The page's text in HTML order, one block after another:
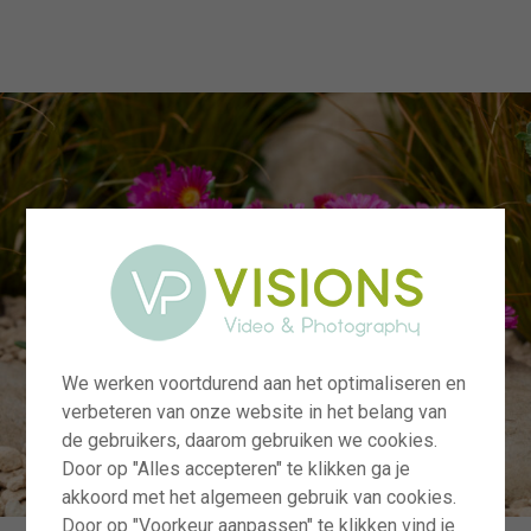
We werken voortdurend aan het optimaliseren en
verbeteren van onze website in het belang van
de gebruikers, daarom gebruiken we cookies.
Door op "Alles accepteren" te klikken ga je
akkoord met het algemeen gebruik van cookies.
Door op "Voorkeur aanpassen" te klikken vind je